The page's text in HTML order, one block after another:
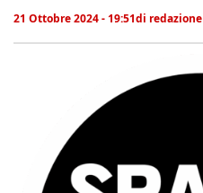
21 Ottobre 2024 - 19:51di redazione